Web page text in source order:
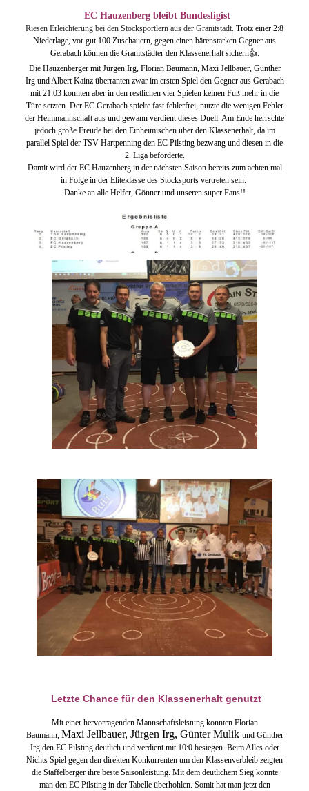
EC Hauzenberg bleibt Bundesligist
Riesen Erleichterung bei den Stocksportlern aus der Granitstadt. Trotz einer 2:8
Niederlage, vor gut 100 Zuschauern, gegen einen bärenstarken Gegner aus
Gerabach können die Granitstädter den Klassenerhalt sichern👍.
Die Hauzenberger mit Jürgen Irg, Florian Baumann, Maxi Jellbauer, Günther
Irg und Albert Kainz überranten zwar im ersten Spiel den Gegner aus Gerabach
mit 21:03 konnten aber in den restlichen vier Spielen keinen Fuß mehr in die
Türe setzten. Der EC Gerabach spielte fast fehlerfrei, nutzte die wenigen Fehler
der Heimmannschaft aus und gewann verdient dieses Duell. Am Ende herrschte
jedoch große Freude bei den Einheimischen über den Klassenerhalt, da im
parallel Spiel der TSV Hartpenning den EC Pilsting bezwang und diesen in die
2. Liga beförderte.
Damit wird der EC Hauzenberg in der nächsten Saison bereits zum achten mal
in Folge in der Eliteklasse des Stocksports vertreten sein.
Danke an alle Helfer, Gönner und unseren super Fans!!
Letzte Chance für den Klassenerhalt genutzt
Mit einer hervorragenden Mannschaftsleistung konnten Florian
Baumann, Maxi Jellbauer, Jürgen Irg, Günter Mulik und Günther
Irg den EC Pilsting deutlich und verdient mit 10:0 besiegen. Beim Alles oder
Nichts Spiel gegen den direkten Konkurrenten um den Klassenverbleib zeigten
die Staffelberger ihre beste Saisonleistung. Mit dem deutlichem Sieg konnte
man den EC Pilsting in der Tabelle überhohlen. Somit hat man jetzt den